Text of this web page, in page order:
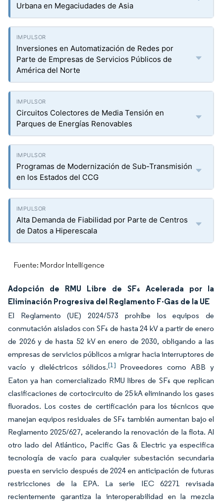
Urbana en Megaciudades de Asia
Inversiones en Automatización de Redes por
Parte de Empresas de Servicios Públicos de
América del Norte
Circuitos Colectores de Media Tensión en
Parques de Energías Renovables
Programas de Modernización de Sub-Transmisión
en los Estados del CCG
Alta Demanda de Fiabilidad por Parte de Centros
de Datos a Hiperescala
Fuente: Mordor Intelligence
Adopción de RMU Libre de SF₆ Acelerada por la
Eliminación Progresiva del Reglamento F-Gas de la UE
El Reglamento (UE) 2024/573 prohíbe los equipos de
conmutación aislados con SF₆ de hasta 24 kV a partir de enero
de 2026 y de hasta 52 kV en enero de 2030, obligando a las
empresas de servicios públicos a migrar hacia interruptores de
vacío y dieléctricos sólidos.[1] Proveedores como ABB y
Eaton ya han comercializado RMU libres de SF₆ que replican
clasificaciones de cortocircuito de 25 kA eliminando los gases
fluorados. Los costes de certificación para los técnicos que
manejan equipos residuales de SF₆ también aumentan bajo el
Reglamento 2025/627, acelerando la renovación de la flota. Al
otro lado del Atlántico, Pacific Gas & Electric ya especifica
tecnología de vacío para cualquier subestación secundaria
puesta en servicio después de 2024 en anticipación de futuras
restricciones de la EPA. La serie IEC 62271 revisada
recientemente garantiza la interoperabilidad en la mezcla